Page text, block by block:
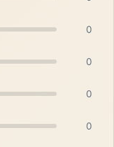
0
0
0
0